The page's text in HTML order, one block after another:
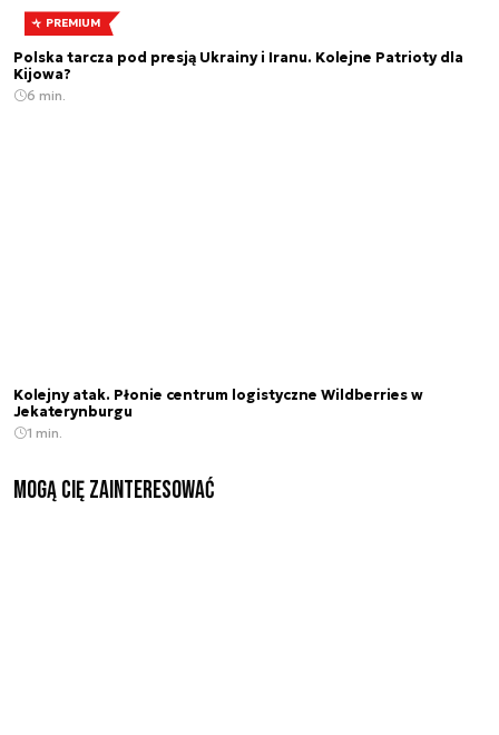
PREMIUM
Polska tarcza pod presją Ukrainy i Iranu. Kolejne Patrioty dla
Kijowa?
6 min.
Kolejny atak. Płonie centrum logistyczne Wildberries w
Jekaterynburgu
1 min.
Mogą Cię zainteresować